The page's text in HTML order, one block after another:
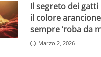
Il segreto dei
il colore
sempre ‘roba da
Marzo 2, 2026